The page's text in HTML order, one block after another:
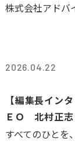
株式会社アド
2026.04.22
【編集長イン
ＥＯ 北村正志
すべてのひとを